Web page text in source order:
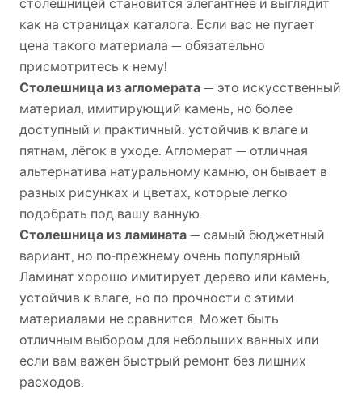
столешницей становится элегантнее и выглядит
как на страницах каталога. Если вас не пугает
цена такого материала — обязательно
присмотритесь к нему!
Столешница из агломерата — это искусственный
материал, имитирующий камень, но более
доступный и практичный: устойчив к влаге и
пятнам, лёгок в уходе. Агломерат — отличная
альтернатива натуральному камню; он бывает в
разных рисунках и цветах, которые легко
подобрать под вашу ванную.
Столешница из ламината — самый бюджетный
вариант, но по‑прежнему очень популярный.
Ламинат хорошо имитирует дерево или камень,
устойчив к влаге, но по прочности с этими
материалами не сравнится. Может быть
отличным выбором для небольших ванных или
если вам важен быстрый ремонт без лишних
расходов.